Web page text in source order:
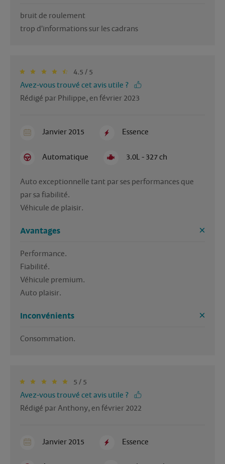
bruit de roulement
trop d'informations sur les cadrans
4.5 / 5
Avez-vous trouvé cet avis utile ?
Rédigé par Philippe, en février 2023
Janvier 2015 Essence
Automatique 3.0L - 327 ch
Auto exceptionnelle tant par ses performances que
par sa fiabilité.
Véhicule de plaisir.
Avantages
Performance.
Fiabilité.
Véhicule premium.
Auto plaisir.
Inconvénients
Consommation.
5 / 5
Avez-vous trouvé cet avis utile ?
Rédigé par Anthony, en février 2022
Janvier 2015 Essence